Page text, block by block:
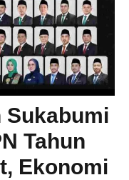
Sukabumi
Tahun
Ekonomi